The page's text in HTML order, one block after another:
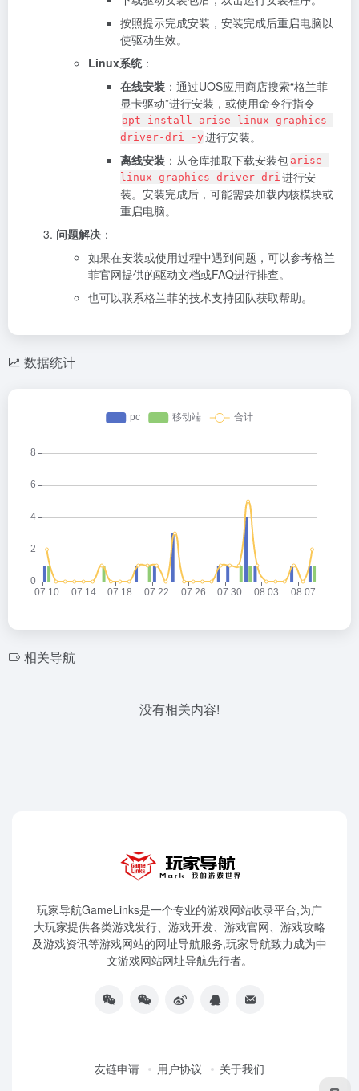
按照提示完成安装，安装完成后重启电脑以
使驱动生效。
Linux系统：
在线安装 ：通过UOS应用商店搜索“格兰菲
显卡驱动”进行安装，或使用命令行指令
apt install arise-linux-graphics-
driver-dri -y 进行安装。
离线安装 ：从仓库抽取下载安装包 arise-
linux-graphics-driver-dri 进行安
装。安装完成后，可能需要加载内核模块或
重启电脑。
问题解决 ：
如果在安装或使用过程中遇到问题，可以参考格兰
菲官网提供的驱动文档或FAQ进行排查。
也可以联系格兰菲的技术支持团队获取帮助。
数据统计
相关导航
没有相关内容!
玩家导航GameLinks是一个专业的游戏网站收录平台,为广
大玩家提供各类游戏发行、游戏开发、游戏官网、游戏攻略
及游戏资讯等游戏网站的网址导航服务,玩家导航致力成为中
文游戏网站网址导航先行者。
友链申请 用户协议 关于我们